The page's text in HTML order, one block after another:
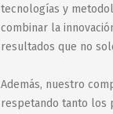
tecnologías y
combinar la
resultados que no
Además, nuestro
respetando tanto los